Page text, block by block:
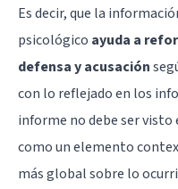
Es decir, que la
psicológico ayuda a
defensa y acusación
con lo reflejado en los
informe no debe ser visto
como un elemento
más global sobre lo